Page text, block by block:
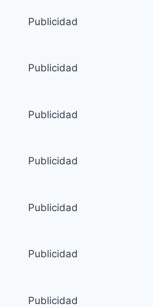
Publicidad
Publicidad
Publicidad
Publicidad
Publicidad
Publicidad
Publicidad